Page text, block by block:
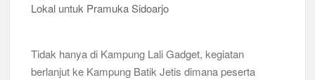
Tidak hanya di Kampung Lali Gadget, kegiatan
berlanjut ke Kampung Batik Jetis dimana peserta